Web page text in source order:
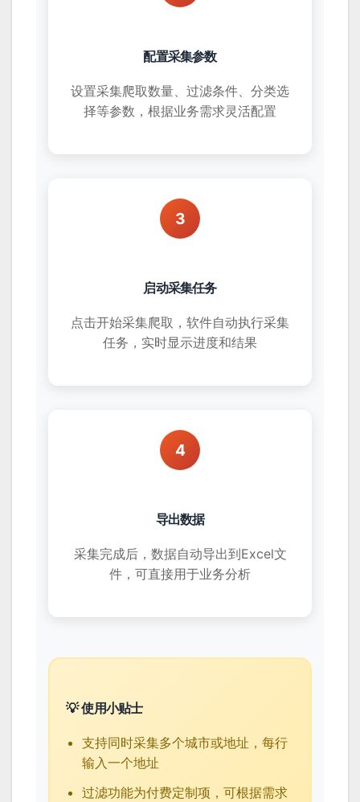
配置采集参数
设置采集爬取数量、过滤条件、分类选
择等参数，根据业务需求灵活配置
3
启动采集任务
点击开始采集爬取，软件自动执行采集
任务，实时显示进度和结果
4
导出数据
采集完成后，数据自动导出到Excel文
件，可直接用于业务分析
💡 使用小贴士
支持同时采集多个城市或地址，每行
输入一个地址
过滤功能为付费定制项，可根据需求